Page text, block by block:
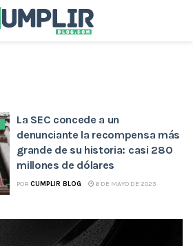
La SEC concede a un
denunciante la recompensa más
grande de su historia: casi 280
millones de dólares
POR CUMPLIR BLOG 6 DE MAYO DE 2023